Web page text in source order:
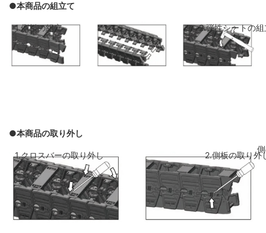
●本商品の組立て
1.側板の組立 2.弾性シートの組
側板のリンクを斜めに前のリンクに差し
込み、はめ込みます
弾性シートを両
ください
●本商品の取り外し
1.クロスバーの取り外し 2.側板の取り外